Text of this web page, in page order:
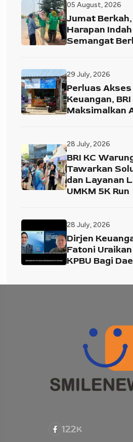
05 August, 2026
Jumat Berkah,
Harapan
Semangat
29 July, 2026
Perluas
Keuangan,
Maksimalkan
28 July, 2026
BRI KC
Tawarkan
dan Layanan
UMKM 5K Run
28 July, 2026
Dirjen
Fatoni
KPBU Bagi
122K